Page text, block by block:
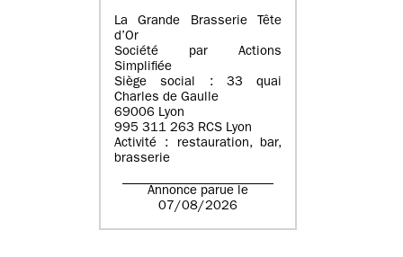
La Grande Brasserie Tête
d’Or
Société par Actions
Simplifiée
Siège social : 33 quai
Charles de Gaulle
69006 Lyon
995 311 263 RCS Lyon
Activité : restauration, bar,
brasserie
Annonce parue le
07/08/2026